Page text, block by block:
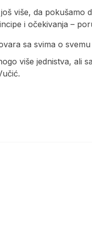
više, da pokušamo
i očekivanja –
sa svima o
više jednistva, ali